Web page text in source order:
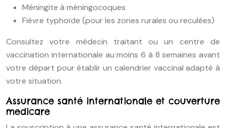
Méningite à méningocoques
Fièvre typhoïde (pour les zones rurales ou reculées)
Consultez votre médecin traitant ou un centre de
vaccination internationale au moins 6 à 8 semaines avant
votre départ pour établir un calendrier vaccinal adapté à
votre situation.
Assurance santé internationale et couverture
medicare